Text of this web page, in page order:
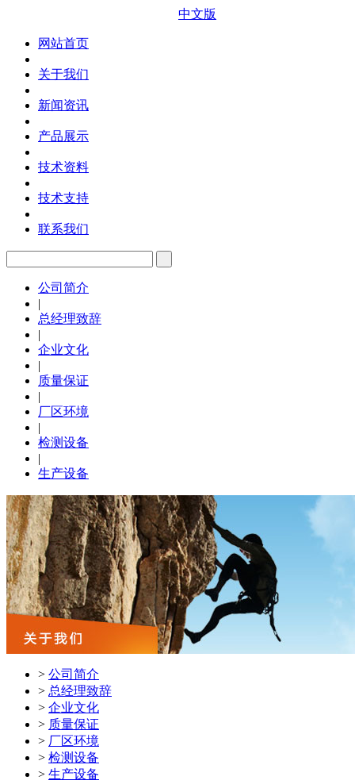
中文版
网站首页
关于我们
新闻资讯
产品展示
技术资料
技术支持
联系我们
公司简介
|
总经理致辞
|
企业文化
|
质量保证
|
厂区环境
|
检测设备
|
生产设备
> 公司简介
> 总经理致辞
> 企业文化
> 质量保证
> 厂区环境
> 检测设备
> 生产设备